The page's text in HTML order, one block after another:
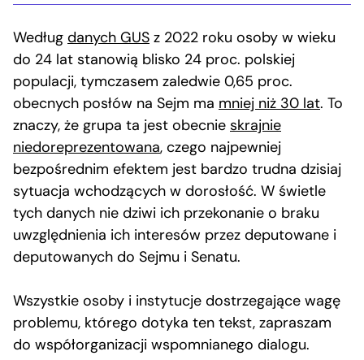
Według danych GUS z 2022 roku osoby w wieku
do 24 lat stanowią blisko 24 proc. polskiej
populacji, tymczasem zaledwie 0,65 proc.
obecnych posłów na Sejm ma mniej niż 30 lat. To
znaczy, że grupa ta jest obecnie skrajnie
niedoreprezentowana, czego najpewniej
bezpośrednim efektem jest bardzo trudna dzisiaj
sytuacja wchodzących w dorosłość. W świetle
tych danych nie dziwi ich przekonanie o braku
uwzględnienia ich interesów przez deputowane i
deputowanych do Sejmu i Senatu.
Wszystkie osoby i instytucje dostrzegające wagę
problemu, którego dotyka ten tekst, zapraszam
do współorganizacji wspomnianego dialogu.